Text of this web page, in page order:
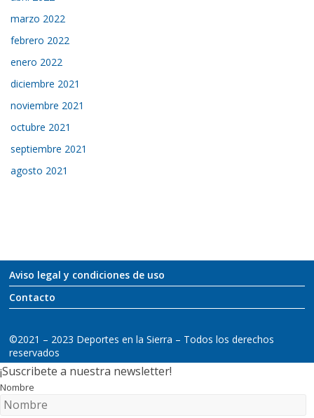
marzo 2022
febrero 2022
enero 2022
diciembre 2021
noviembre 2021
octubre 2021
septiembre 2021
agosto 2021
Aviso legal y condiciones de uso
Contacto
©2021 – 2023 Deportes en la Sierra – Todos los derechos
reservados
¡Suscribete a nuestra newsletter!
Nombre